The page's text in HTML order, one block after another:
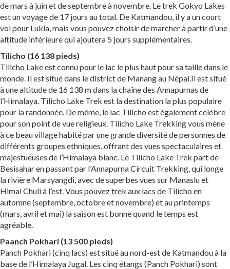
de mars à juin et de septembre à novembre. Le trek Gokyo Lakes
est un voyage de 17 jours au total. De Katmandou, il y a un court
vol pour Lukla, mais vous pouvez choisir de marcher à partir d’une
altitude inférieure qui ajoutera 5 jours supplémentaires.
Tilicho (16 138 pieds)
Tilicho Lake est connu pour le lac le plus haut pour sa taille dans le
monde. Il est situé dans le district de Manang au Népal.Il est situé
à une altitude de 16 138 m dans la chaîne des Annapurnas de
l’Himalaya. Tilicho Lake Trek est la destination la plus populaire
pour la randonnée. De même, le lac Tilicho est également célèbre
pour son point de vue religieux. Tilicho Lake Trekking vous mène
à ce beau village habité par une grande diversité de personnes de
différents groupes ethniques, offrant des vues spectaculaires et
majestueuses de l’Himalaya blanc. Le Tilicho Lake Trek part de
Besisahar en passant par l’Annapurna Circuit Trekking, qui longe
la rivière Marsyangdi, avec de superbes vues sur Manaslu et
Himal Chuli à l’est. Vous pouvez trek aux lacs de Tilicho en
automne (septembre, octobre et novembre) et au printemps
(mars, avril et mai) la saison est bonne quand le temps est
agréable.
Paanch Pokhari (13 500 pieds)
Panch Pokhari (cinq lacs) est situé au nord-est de Katmandou à la
base de l’Himalaya Jugal. Les cinq étangs (Panch Pokhari) sont